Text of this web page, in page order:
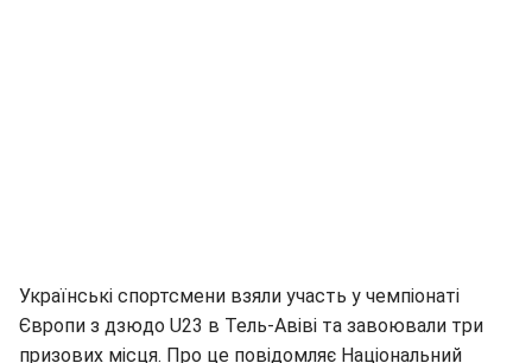
Українські спортсмени взяли участь у чемпіонаті
Європи з дзюдо U23 в Тель-Авіві та завоювали три
призових місця. Про це повідомляє Національний